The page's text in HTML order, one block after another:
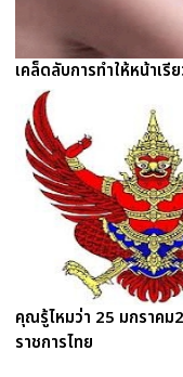
เคล็ดลับการทำให้หน้าเรี
คุณรู้ไหมว่า 25 มกราคม
ราชการไทย